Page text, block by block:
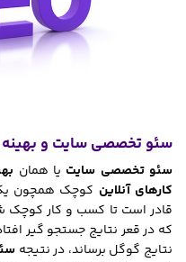
سئو تخصصی سایت و
سئو تخصصی سایت یا همان
کارهای آنلاین کوچک همچون
قادر است تا کسب و کار کوچک
که در قعر نتایج جستجو گیر
نتایج گوگل برساند، در نتیجه